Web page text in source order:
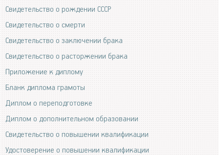
Свидетельство о рождении СССР
Свидетельство о смерти
Свидетельство о заключении брака
Свидетельство о расторжении брака
Приложение к диплому
Бланк диплома грамоты
Диплом о переподготовке
Диплом о дополнительном образовании
Свидетельство о повышении квалификации
Удостоверение о повышении квалификации